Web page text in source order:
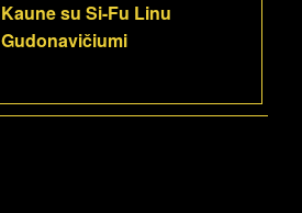
Kaune su Si-Fu Linu
Gudonavičiumi